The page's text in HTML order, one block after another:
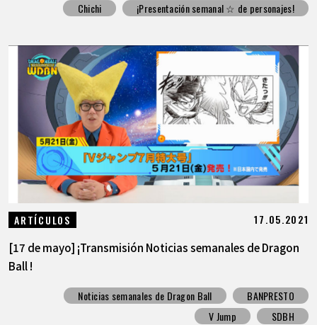
Chichi ¡Presentación semanal ☆ de personajes!
ARTÍCULOS 17.05.2021
[17 de mayo] ¡Transmisión Noticias semanales de Dragon
Ball !
Noticias semanales de Dragon Ball
BANPRESTO
V Jump
SDBH